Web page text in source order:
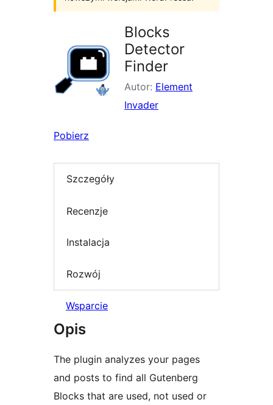
Blocks
Detector
Finder
Autor: Element
Invader
Pobierz
Szczegóły
Recenzje
Instalacja
Rozwój
Wsparcie
Opis
The plugin analyzes your pages
and posts to find all Gutenberg
Blocks that are used, not used or